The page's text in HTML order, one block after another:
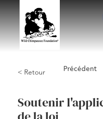
< Retour Précédent
Soutenir